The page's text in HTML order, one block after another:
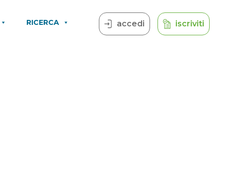
RICERCA accedi iscriviti